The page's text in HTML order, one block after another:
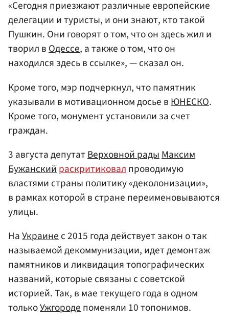
«Сегодня приезжают различные европейские
делегации и туристы, и они знают, кто такой
Пушкин. Они говорят о том, что он здесь жил и
творил вОдессе, а также о том, что он
находился здесь в ссылке», — сказал он.
Кроме того, мэр подчеркнул, что памятник
указывали в мотивационном досье в ЮНЕСКО.
Кроме того, монумент установили за счет
граждан.
3 августа депутатВерховной радыМаксим
Бужанскийраскритиковалпроводимую
властями страны политику «деколонизации»,
в рамках которой в стране переименовываются
улицы.
НаУкраинес 2015 года действует закон о так
называемой декоммунизации, идет демонтаж
памятников и ликвидация топографических
названий, которые связаны с советской
историей. Так, в мае текущего года в одном
толькоУжгородепоменяли 10 топонимов.